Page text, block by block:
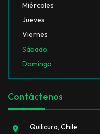
Miércoles
Jueves
Viernes
Sábado
Domingo
Contáctenos
Quilicura, Chile